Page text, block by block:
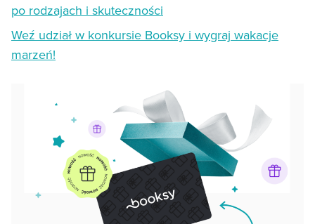
po rodzajach i skuteczności
Weź udział w konkursie Booksy i wygraj wakacje
marzeń!